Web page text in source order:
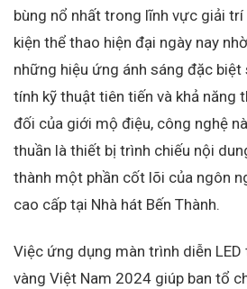
bùng nổ nhất trong lĩnh vực giải
kiện thể thao hiện đại ngày nay
những hiệu ứng ánh sáng đặc
tính kỹ thuật tiên tiến và khả năng
đối của giới mộ điệu, công nghệ
thuần là thiết bị trình chiếu nội
thành một phần cốt lõi của ngôn
cao cấp tại Nhà hát Bến Thành.
Việc ứng dụng màn trình diễn LED
vàng Việt Nam 2024 giúp ban tổ